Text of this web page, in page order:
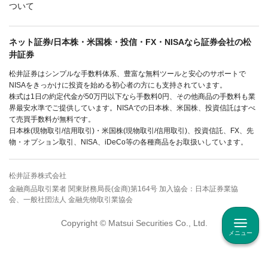
メニュー
ついて
ネット証券/日本株・米国株・投信・FX・NISAなら証券会社の松
井証券
松井証券はシンプルな手数料体系、豊富な無料ツールと安心のサポートで
NISAをきっかけに投資を始める初心者の方にも支持されています。
株式は1日の約定代金が50万円以下なら手数料0円、その他商品の手数料も業
界最安水準でご提供しています。NISAでの日本株、米国株、投資信託はすべ
て売買手数料が無料です。
日本株(現物取引/信用取引)・米国株(現物取引/信用取引)、投資信託、FX、先
物・オプション取引、NISA、iDeCo等の各種商品をお取扱いしています。
松井証券株式会社
金融商品取引業者 関東財務局長(金商)第164号 加入協会：日本証券業協
会、一般社団法人 金融先物取引業協会
Copyright © Matsui Securities Co., Ltd.